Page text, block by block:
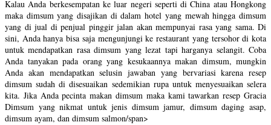
Kalau Anda berkesempatan ke luar negeri seperti di China atau Hongkong
maka dimsum yang disajikan di dalam hotel yang mewah hingga dimsum
yang di jual di penjual pinggir jalan akan mempunyai rasa yang sama. Di
sini, Anda hanya bisa saja mengunjungi ke restaurant yang tersohor di kota
untuk mendapatkan rasa dimsum yang lezat tapi harganya selangit. Coba
Anda tanyakan pada orang yang kesukaannya makan dimsum, mungkin
Anda akan mendapatkan selusin jawaban yang bervariasi karena resep
dimsum sudah di disesuaikan sedemikian rupa untuk menyesuaikan selera
kita. Jika Anda pecinta makan dimsum maka kami tawarkan resep Gracia
Dimsum yang nikmat untuk jenis dimsum jamur, dimsum daging asap,
dimsum ayam, dan dimsum salmon/span>